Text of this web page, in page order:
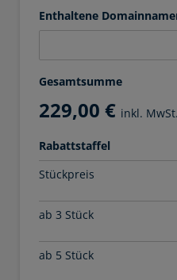
Enthaltene
Gesamtsumme
229,00 € inkl. MwSt.
Rabattstaffel
Stückpreis
ab 3 Stück
ab 5 Stück